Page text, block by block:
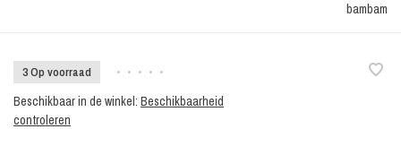
bambam
3 Op voorraad • • • • •
Beschikbaar in de winkel: Beschikbaarheid
controleren